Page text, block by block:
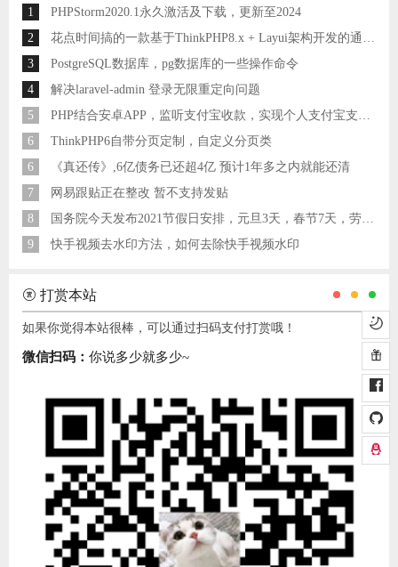
1
PHPStorm2020.1永久激活及下载，更新至2024
2
花点时间搞的一款基于ThinkPHP8.x + Layui架构开发的通用后台管理系统
3
PostgreSQL数据库，pg数据库的一些操作命令
4
解决laravel-admin 登录无限重定向问题
5
PHP结合安卓APP，监听支付宝收款，实现个人支付宝支付接口
6
ThinkPHP6自带分页定制，自定义分页类
6
《真还传》,6亿债务已还超4亿 预计1年多之内就能还清
7
网易跟贴正在整改 暂不支持发贴
8
国务院今天发布2021节假日安排，元旦3天，春节7天，劳动节5天
9
快手视频去水印方法，如何去除快手视频水印
打赏本站
如果你觉得本站很棒，可以通过扫码支付打赏哦！
微信扫码： 你说多少就多少~